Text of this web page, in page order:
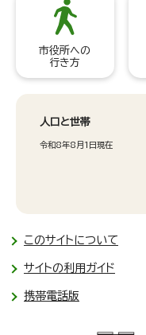
市役所への
行き方
人口と世帯
令和8年8月1日現在
このサイトについて
サイトの利用ガイド
携帯電話版